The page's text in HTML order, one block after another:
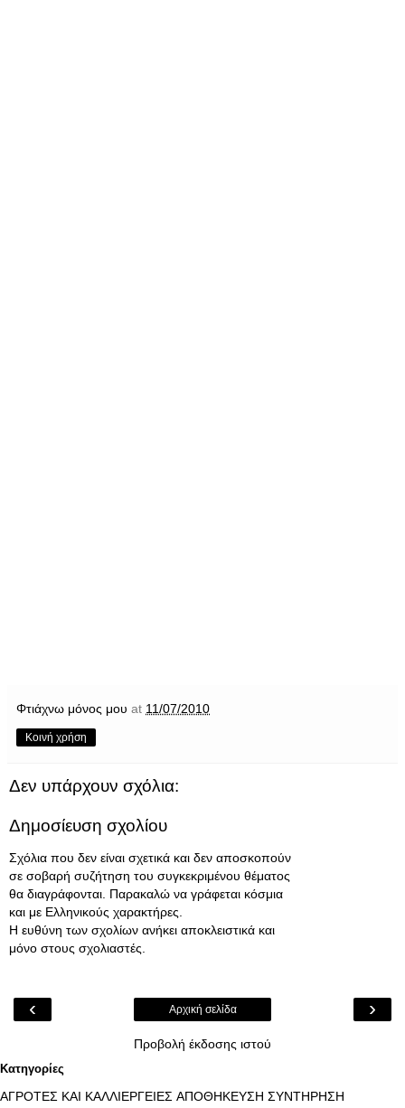
Φτιάχνω μόνος μου at 11/07/2010
Κοινή χρήση
Δεν υπάρχουν σχόλια:
Δημοσίευση σχολίου
Σχόλια που δεν είναι σχετικά και δεν αποσκοπούν
σε σοβαρή συζήτηση του συγκεκριμένου θέματος
θα διαγράφονται. Παρακαλώ να γράφεται κόσμια
και με Ελληνικούς χαρακτήρες.
Η ευθύνη των σχολίων ανήκει αποκλειστικά και
μόνο στους σχολιαστές.
‹ ›
Αρχική σελίδα
Προβολή έκδοσης ιστού
Κατηγορίες
ΑΓΡΟΤΕΣ ΚΑΙ ΚΑΛΛΙΕΡΓΕΙΕΣ ΑΠΟΘΗΚΕΥΣΗ ΣΥΝΤΗΡΗΣΗ